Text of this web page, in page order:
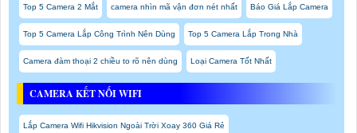
Top 5 Camera 2 Mắt camera nhìn mã vận đơn nét nhất Báo Giá Lắp Camera
Top 5 Camera Lắp Công Trình Nên Dùng Top 5 Camera Lắp Trong Nhà
Camera đàm thoại 2 chiều to rõ nên dùng Loại Camera Tốt Nhất
CAMERA KẾT NỐI WIFI
Lắp Camera Wifi Hikvision Ngoài Trời Xoay 360 Giá Rẻ